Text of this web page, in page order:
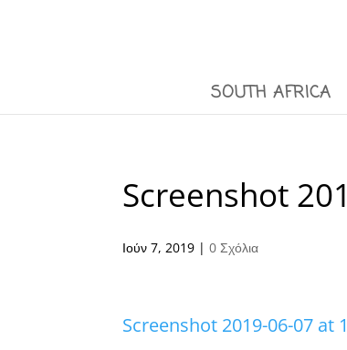
SOUTH AFRICA
Screenshot
Ιούν 7, 2019 |0 Σχόλια
Screenshot 2019-06-07 at